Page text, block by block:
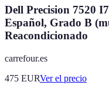
Dell Precision 7520
Español, Grado B
Reacondicionado
carrefour.es
475 EURVer el precio